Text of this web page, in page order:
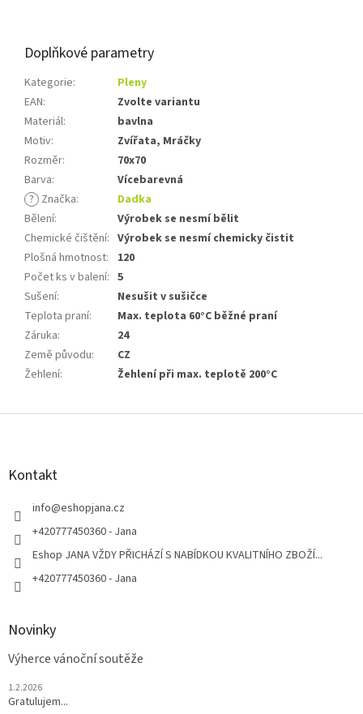
Doplňkové parametry
Kategorie:
Pleny
EAN:
Zvolte variantu
Materiál:
bavlna
Motiv:
Zvířata, Mráčky
Rozměr:
70x70
Barva:
Vícebarevná
? Značka:
Dadka
Bělení:
Výrobek se nesmí bělit
Chemické čištění: Výrobek se nesmí chemicky čistit
Plošná hmotnost:
120
Počet ks v balení: 5
Sušení:
Nesušit v sušičce
Teplota praní:
Max. teplota 60°C běžné praní
Záruka:
24
Země původu:
CZ
Žehlení: Žehlení při max. teplotě 200°C
Z
Kontakt
info@eshopjana.cz
+420777450360 - Jana
Eshop JANA VŽDY PŘICHÁZÍ S NABÍDKOU KVALITNÍHO ZBOŽÍ...
+420777450360 - Jana
Novinky
Výherce vánoční soutěže
1.2.2026
Gratulujem...